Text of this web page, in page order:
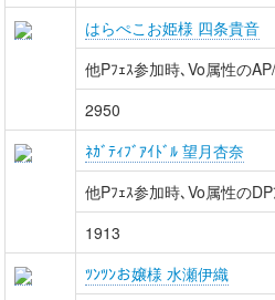
はらぺこお姫様 四条貴音
他Pﾌｪｽ参加時､Vo属性の
2950
ﾈｶﾞﾃｨﾌﾞｱｲﾄﾞﾙ 望月杏奈
他Pﾌｪｽ参加時､Vo属性の
1913
ﾂﾝﾂﾝお嬢様 水瀬伊織